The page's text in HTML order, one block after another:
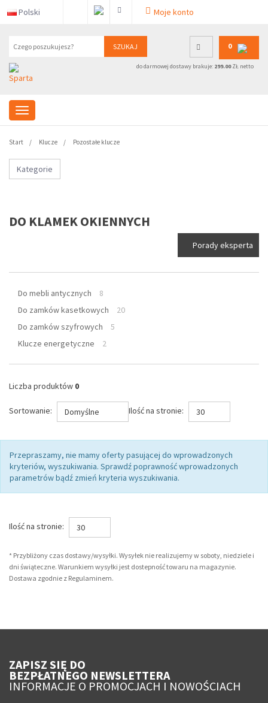
Polski Moje konto
SZUKAJ 0
do darmowej dostawy brakuje: 299.00ZŁ netto
Start Klucze Pozostałe klucze
Kategorie
DO KLAMEK OKIENNYCH
Porady eksperta
Do mebli antycznych
8
Do zamków kasetkowych
20
Do zamków szyfrowych
5
Klucze energetyczne
2
Liczba produktów 0
Sortowanie: Domyślne Ilość na stronie: 30
Przepraszamy, nie mamy oferty pasującej do wprowadzonych
kryteriów, wyszukiwania. Sprawdź poprawność wprowadzonych
parametrów bądź zmień kryteria wyszukiwania.
Ilość na stronie: 30
* Przybliżony czas dostawy/wysyłki. Wysyłek nie realizujemy w soboty, niedziele i
dni świąteczne. Warunkiem wysyłki jest dostepność towaru na magazynie.
Dostawa zgodnie z Regulaminem.
ZAPISZ SIĘ DO
BEZPŁATNEGO NEWSLETTERA
INFORMACJE O PROMOCJACH I NOWOŚCIACH